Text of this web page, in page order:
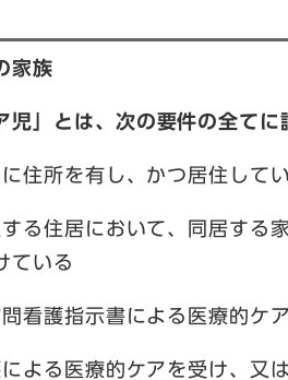
家族
児」とは、次の要件の全てに
住所を有し、かつ居住
る住居において、同居する
ている
看護指示書による医療的ケ
よる医療的ケアを受け、又